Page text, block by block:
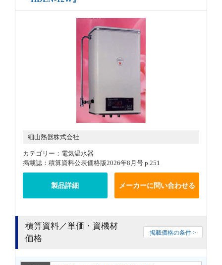
細山熱器株式会社
カテゴリー：電気温水器
掲載誌：積算資料公表価格版2026年8月号 p.251
製品詳細 メーカーに問い合わせる
積算資料／単価・資機材
価格
掲載価格の条件 >